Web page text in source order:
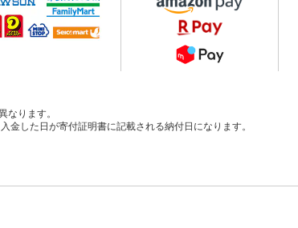
なります。
した日が寄付証明書に記載される納付日になります。